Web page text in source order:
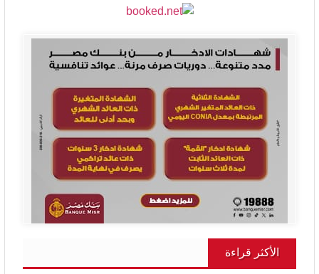
الأكثر قراءة